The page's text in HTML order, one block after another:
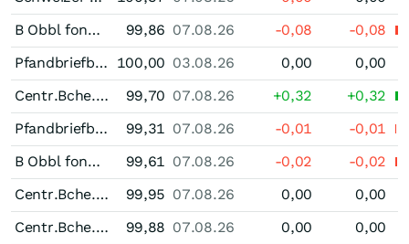
B Obbl fond Ist 0,50 % bis 06/29
99,86 07.08.26 -0,08
-0,08
Pfandbriefbank der schweizerischen Hypothekarinstitute Pfandbrief 0,25 % bis 08/26
100,00 03.08.26 0,00
0,00
Centr.Bche.Cant 0,25 % bis 02/28
99,70 07.08.26 +0,32
+0,32
Pfandbriefbank der schweizerischen Hypothekarinstitute Pfandbrief 0,125 % bis 09/28
99,31 07.08.26 -0,01
-0,01
B Obbl fond Ist 0,125 % bis 12/27
99,61 07.08.26 -0,02
-0,02
Centr.Bche.Cant 0,05 % bis 11/26
99,95 07.08.26 0,00
0,00
Centr.Bche.Cant bis 01/27
99,88 07.08.26 0,00
0,00